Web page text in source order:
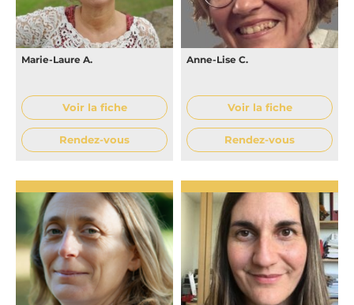
Marie-Laure A.
Voir la fiche
Rendez-vous
Anne-Lise C.
Voir la fiche
Rendez-vous